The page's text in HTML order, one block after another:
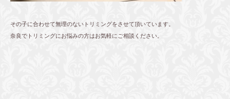
その子に合わせて無理のないトリミングをさせて頂いています。
奈良でトリミングにお悩みの方はお気軽にご相談ください。